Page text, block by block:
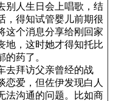
别人生日会上唱歌，结
，得知试管婴儿前期很
这个消息分享给刚回家
地，这时她才得知托比
的药了。
去拜访父亲曾经的战
恋爱，但佐伊发现白人
法沟通的问题。比如商